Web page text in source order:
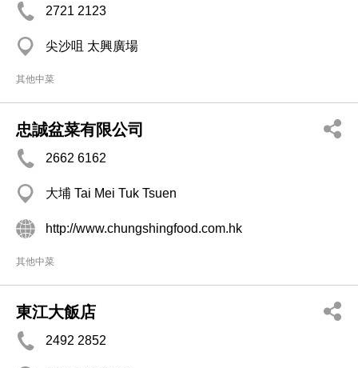
2721 2123
尖沙咀 太興廣場
其他中菜
忠誠盆菜有限公司
2662 6162
大埔 Tai Mei Tuk Tsuen
http://www.chungshingfood.com.hk
其他中菜
東江大飯店
2492 2852